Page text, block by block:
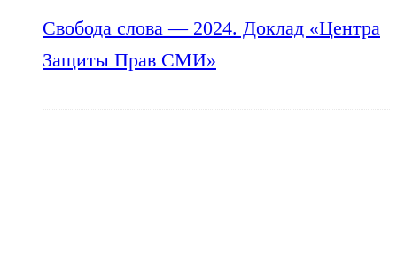
Свобода слова — 2024. Доклад «Центра
Защиты Прав СМИ»